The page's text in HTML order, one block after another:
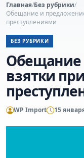
Главная/Без рубрики/
Обещание и
преступлениями
БЕЗ РУБРИКИ
Обещание
взятки
WP Import 15